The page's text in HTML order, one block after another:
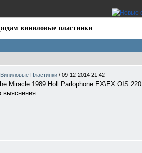
виниловые пластинки
Пластинки / 09-12-2014 21:42
Miracle 1989 Holl Parlophone EX\EX OIS 220
выяснения.